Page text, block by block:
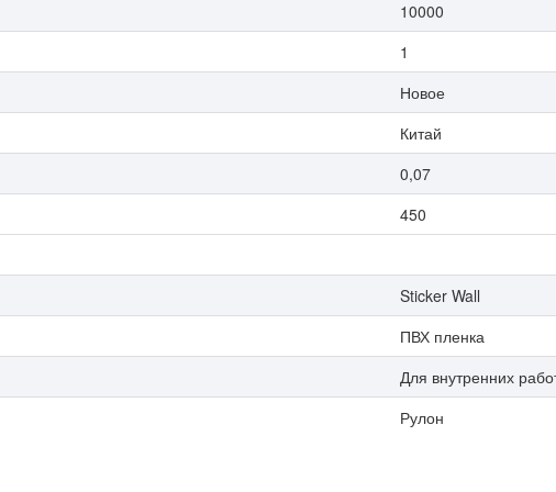
10000
1
Новое
Китай
0,07
450
Sticker Wall
ПВХ пленка
Для внутренних
Рулон